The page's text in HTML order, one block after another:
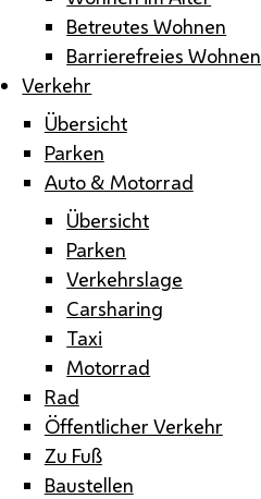
Betreutes Wohnen
Barrierefreies Wohnen
Verkehr
Übersicht
Parken
Auto & Motorrad
Übersicht
Parken
Verkehrslage
Carsharing
Taxi
Motorrad
Rad
Öffentlicher Verkehr
Zu Fuß
Baustellen